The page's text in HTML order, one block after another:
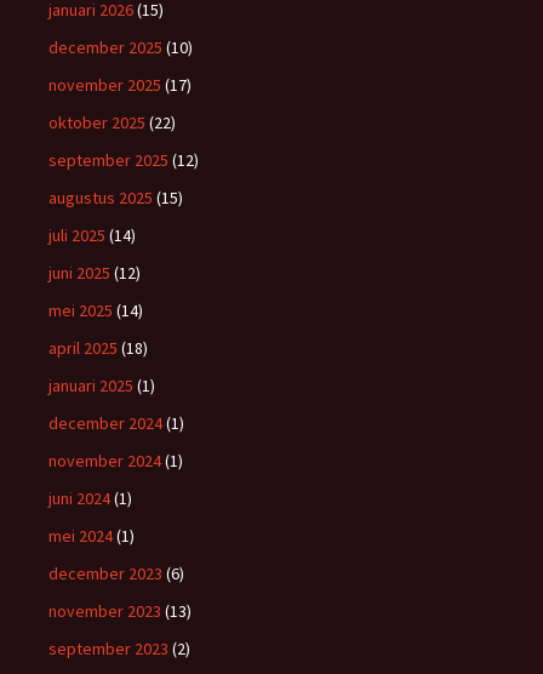
januari 2026(15)
december 2025 (10)
november 2025 (17)
oktober 2025 (22)
september 2025 (12)
augustus 2025 (15)
juli 2025 (14)
juni 2025 (12)
mei 2025 (14)
april 2025 (18)
januari 2025 (1)
december 2024(1)
november 2024(1)
juni 2024(1)
mei 2024(1)
december 2023 (6)
november 2023 (13)
september 2023 (2)